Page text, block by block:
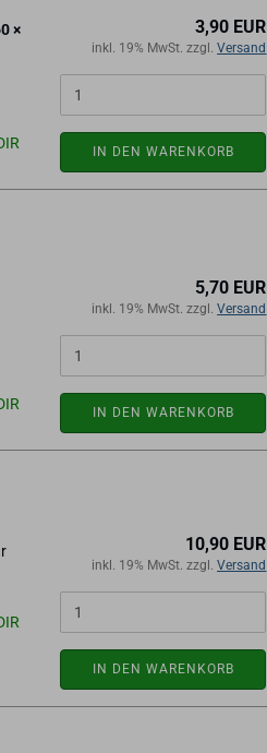
×
3,90 EUR
inkl. 19% MwSt. zzgl.Versand
IN DEN WARENKORB
5,70 EUR
inkl. 19% MwSt. zzgl.Versand
IN DEN WARENKORB
10,90 EUR
inkl. 19% MwSt. zzgl.Versand
IN DEN WARENKORB